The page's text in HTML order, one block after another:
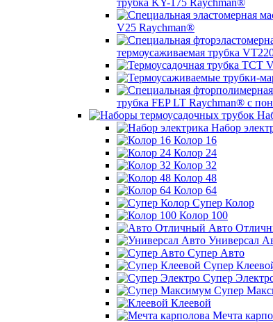
трубка KY-175 Raychman®
V25 Raychman®
термоусаживаемая трубка
трубка FEP LT Raychman® с
Набор
Колор 16
Колор 24
Колор 32
Колор 48
Колор 64
Супер Колор
Колор 100
Авто
Универсал
Супер Авто
Супер
Супер
Супер
Клеевой
Мечта